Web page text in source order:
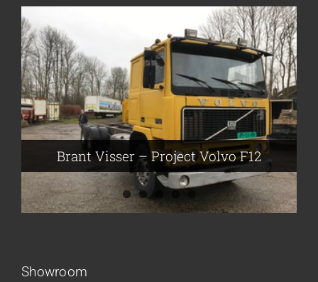
Brant Visser – Project Volvo F12
Flikkema – Spijk
Brant Visser – Project Volvo F88
Auke van der Kooi – Projekt Scania
John Moesker – Project Bedford
Showroom